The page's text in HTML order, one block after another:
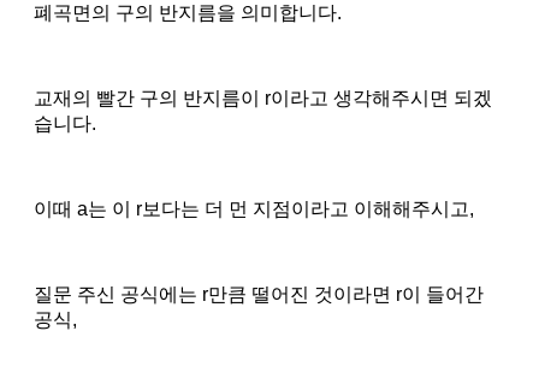
폐곡면의 구의 반지름을 의미합니다.
교재의 빨간 구의 반지름이 r이라고 생각해주시면 되겠
습니다.
이때 a는 이 r보다는 더 먼 지점이라고 이해해주시고,
질문 주신 공식에는 r만큼 떨어진 것이라면 r이 들어간
공식,